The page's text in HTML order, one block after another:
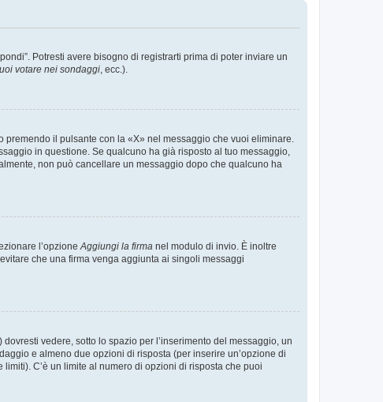
Potresti avere bisogno di registrarti prima di poter inviare un
votare nei sondaggi , ecc.).
il pulsante con la «X» nel messaggio che vuoi eliminare.
in questione. Se qualcuno ha già risposto al tuo messaggio,
non può cancellare un messaggio dopo che qualcuno ha
l’opzione Aggiungi la firma nel modulo di invio. È inoltre
che una firma venga aggiunta ai singoli messaggi
vedere, sotto lo spazio per l’inserimento del messaggio, un
e almeno due opzioni di risposta (per inserire un’opzione di
C’è un limite al numero di opzioni di risposta che puoi